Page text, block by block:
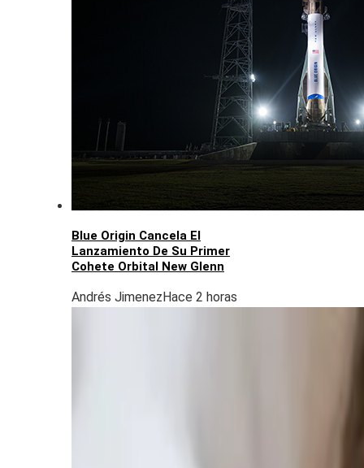
Blue Origin Cancela El
Lanzamiento De Su Primer
Cohete Orbital New Glenn
Andrés Jimenez Hace 2 horas